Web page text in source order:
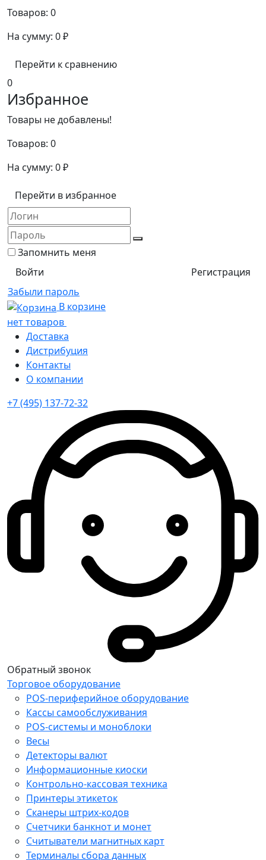
Товаров: 0
На сумму: 0₽
Перейти к сравнению
0
Избранное
Товары не добавлены!
Товаров: 0
На сумму: 0₽
Перейти в избранное
Запомнить меня
Регистрация
Забыли пароль
В корзине
нет товаров
Доставка
Дистрибуция
Контакты
О компании
+7 (495) 137-72-32
Обратный звонок
Торговое оборудование
POS-периферийное оборудование
Кассы самообслуживания
POS-системы и моноблоки
Весы
Детекторы валют
Информационные киоски
Контрольно-кассовая техника
Принтеры этикеток
Сканеры штрих-кодов
Счетчики банкнот и монет
Считыватели магнитных карт
Терминалы сбора данных